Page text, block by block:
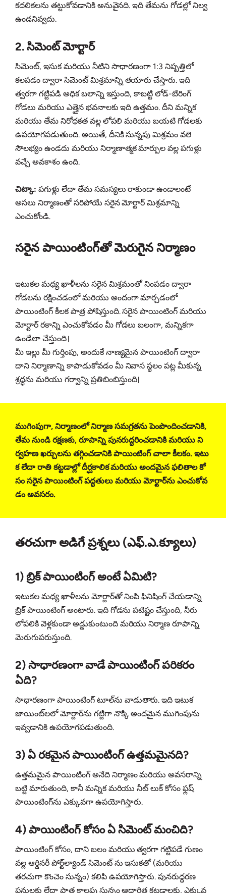
కదలికలను తట్టుకోవడానికి అనువైనది. ఇది తేమను గోడల్లో నిల్వ
ఉండనివ్వదు.
2. సిమెంట్ మోర్టార్
సిమెంట్, ఇసుక మరియు నీటిని సాధారణంగా 1:3 నిష్పత్తిలో
కలపడం ద్వారా సిమెంట్ మిశ్రమాన్ని తయారు చేస్తారు. ఇది
త్వరగా గట్టిపడి అధిక బలాన్ని ఇస్తుంది, కాబట్టి లోడ్-బేరింగ్
గోడలు మరియు ఎత్తైన భవనాలకు ఇది ఉత్తమం. దీని మన్నిక
మరియు తేమ నిరోధకత వల్ల లోపలి మరియు బయటి గోడలకు
ఉపయోగపడుతుంది. అయితే, దీనికి సున్నపు మిశ్రమం వలె
సౌలభ్యం ఉండదు మరియు నిర్మాణాత్మక మార్పుల వల్ల పగుళ్లు
వచ్చే అవకాశం ఉంది.
చిట్కా: పగుళ్లు లేదా తేమ సమస్యలు రాకుండా ఉండాలంటే
అసలు నిర్మాణంతో సరిపోయే సరైన మోర్టార్ మిశ్రమాన్ని
ఎంచుకోండి.
సరైన పాయింటింగ్‌తో మెరుగైన నిర్మాణం
ఇటుకల మధ్య ఖాళీలను సరైన మిశ్రమంతో నింపడం ద్వారా
గోడలను రక్షించడంలో మరియు అందంగా మార్చడంలో
పాయింటింగ్ కీలక పాత్ర పోషిస్తుంది. సరైన పాయింటింగ్ మరియు
మోర్టార్ రకాన్ని ఎంచుకోవడం మీ గోడలు బలంగా, మన్నికగా
ఉండేలా చేస్తుంది।
మీ ఇల్లు మీ గుర్తింపు, అందుకే నాణ్యమైన పాయింటింగ్ ద్వారా
దాని నిర్మాణాన్ని కాపాడుకోవడం మీ నివాస స్థలం పట్ల మీకున్న
శ్రద్ధను మరియు గర్వాన్ని ప్రతిబింబిస్తుంది।
ముగింపుగా, నిర్మాణంలో నిర్మాణ సమగ్రతను పెంపొందించడానికి,
తేమ నుండి రక్షణకు, రూపాన్ని పునరుద్ధరించడానికి మరియు ని
ర్వహణ ఖర్చులను తగ్గించడానికి పాయింటింగ్ చాలా కీలకం. ఇటు
క లేదా రాతి కట్టడాల్లో దీర్ఘకాలిక మరియు అందమైన ఫలితాల కో
సం సరైన పాయింటింగ్ పద్ధతులు మరియు మోర్టార్‌ను ఎంచుకోవ
డం అవసరం.
తరచుగా అడిగే ప్రశ్నలు (ఎఫ్.ఎ.క్యూలు)
1) బ్రిక్ పాయింటింగ్ అంటే ఏమిటి?
ఇటుకల మధ్య ఖాళీలను మోర్టార్‌తో నింపి ఫినిషింగ్ చేయడాన్ని
బ్రిక్ పాయింటింగ్ అంటారు. ఇది గోడను పటిష్టం చేస్తుంది, నీరు
లోపలికి వెళ్లకుండా అడ్డుకుంటుంది మరియు నిర్మాణ రూపాన్ని
మెరుగుపరుస్తుంది.
2) సాధారణంగా వాడే పాయింటింగ్ పరికరం
ఏది?
సాధారణంగా పాయింటింగ్ టూల్‌ను వాడుతారు. ఇది ఇటుక
జాయింట్‌లలో మోర్టార్‌ను గట్టిగా నొక్కి అందమైన ముగింపును
ఇవ్వడానికి ఉపయోగపడుతుంది.
3) ఏ రకమైన పాయింటింగ్ ఉత్తమమైనది?
ఉత్తమమైన పాయింటింగ్ అనేది నిర్మాణం మరియు అవసరాన్ని
బట్టి మారుతుంది, కానీ మన్నిక మరియు నీట్ లుక్ కోసం ఫ్లష్
పాయింటింగ్‌ను ఎక్కువగా ఉపయోగిస్తారు.
4) పాయింటింగ్ కోసం ఏ సిమెంట్ మంచిది?
పాయింటింగ్ కోసం, దాని బలం మరియు త్వరగా గట్టిపడే గుణం
వల్ల ఆర్డినరీ పోర్ట్‌ల్యాండ్ సిమెంట్ ను ఇసుకతో (మరియు
తరచుగా కొంచెం సున్నం) కలిపి ఉపయోగిస్తారు. పునరుద్ధరణ
పనులకు లేదా పాత కాలపు సున్నం ఆధారిత కట్టడాలకు, ఎక్కువ